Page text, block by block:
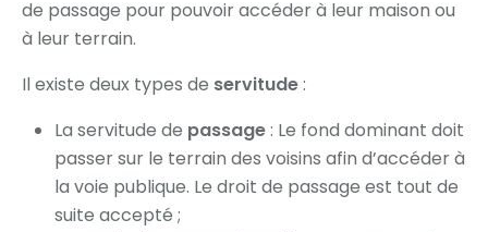
de passage pour pouvoir accéder à leur maison ou
à leur terrain.
Il existe deux types de servitude:
La servitude de passage: Le fond dominant doit
passer sur le terrain des voisins afin d’accéder à
la voie publique. Le droit de passage est tout de
suite accepté ;